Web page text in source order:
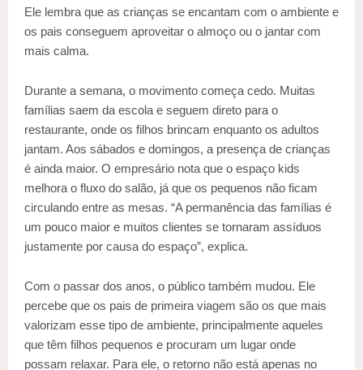
Ele lembra que as crianças se encantam com o ambiente e
os pais conseguem aproveitar o almoço ou o jantar com
mais calma.
Durante a semana, o movimento começa cedo. Muitas
famílias saem da escola e seguem direto para o
restaurante, onde os filhos brincam enquanto os adultos
jantam. Aos sábados e domingos, a presença de crianças
é ainda maior. O empresário nota que o espaço kids
melhora o fluxo do salão, já que os pequenos não ficam
circulando entre as mesas. “A permanência das famílias é
um pouco maior e muitos clientes se tornaram assíduos
justamente por causa do espaço”, explica.
Com o passar dos anos, o público também mudou. Ele
percebe que os pais de primeira viagem são os que mais
valorizam esse tipo de ambiente, principalmente aqueles
que têm filhos pequenos e procuram um lugar onde
possam relaxar. Para ele, o retorno não está apenas no